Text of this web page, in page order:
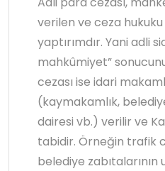
verilen ve ceza
yaptırımdır. Yani adli
mahkûmiyet”
cezası ise idari
(kaymakamlık,
dairesi vb.) verilir ve
tabidir. Örneğin trafik
belediye zabıtalarının